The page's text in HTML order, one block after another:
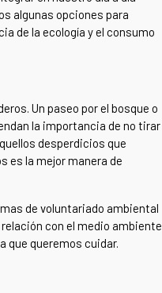
algunas opciones para
de la ecología y el consumo
Un paseo por el bosque o
la importancia de no tirar
desperdicios que
es la mejor manera de
de voluntariado ambiental
con el medio ambiente
que queremos cuidar.